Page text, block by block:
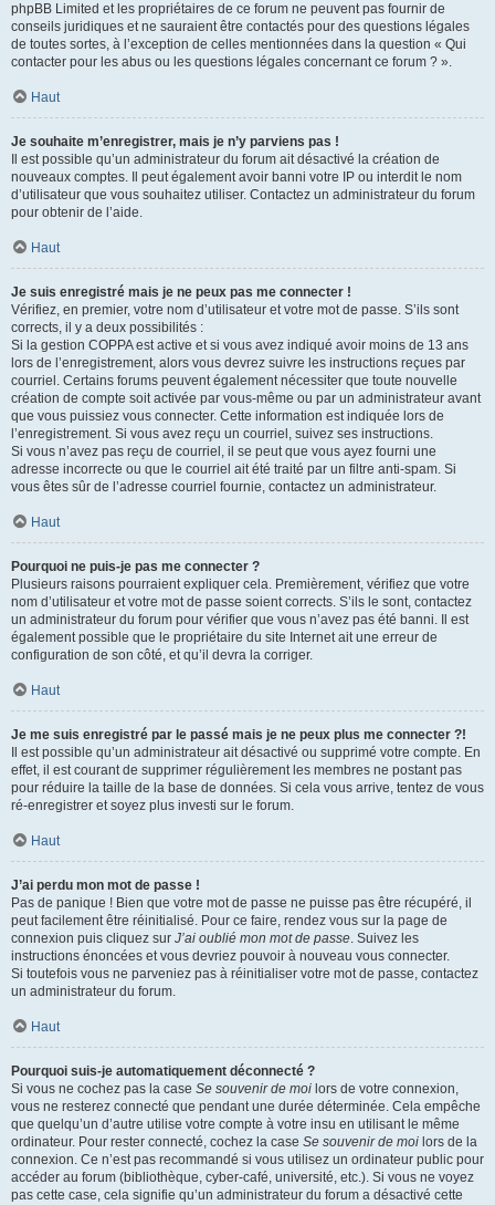
phpBB Limited et les propriétaires de ce forum ne peuvent pas fournir de
conseils juridiques et ne sauraient être contactés pour des questions légales
de toutes sortes, à l’exception de celles mentionnées dans la question « Qui
contacter pour les abus ou les questions légales concernant ce forum ? ».
Haut
Je souhaite m’enregistrer, mais je n’y parviens pas !
Il est possible qu’un administrateur du forum ait désactivé la création de
nouveaux comptes. Il peut également avoir banni votre IP ou interdit le nom
d’utilisateur que vous souhaitez utiliser. Contactez un administrateur du forum
pour obtenir de l’aide.
Haut
Je suis enregistré mais je ne peux pas me connecter !
Vérifiez, en premier, votre nom d’utilisateur et votre mot de passe. S’ils sont
corrects, il y a deux possibilités :
Si la gestion COPPA est active et si vous avez indiqué avoir moins de 13 ans
lors de l’enregistrement, alors vous devrez suivre les instructions reçues par
courriel. Certains forums peuvent également nécessiter que toute nouvelle
création de compte soit activée par vous-même ou par un administrateur avant
que vous puissiez vous connecter. Cette information est indiquée lors de
l’enregistrement. Si vous avez reçu un courriel, suivez ses instructions.
Si vous n’avez pas reçu de courriel, il se peut que vous ayez fourni une
adresse incorrecte ou que le courriel ait été traité par un filtre anti-spam. Si
vous êtes sûr de l’adresse courriel fournie, contactez un administrateur.
Haut
Pourquoi ne puis-je pas me connecter ?
Plusieurs raisons pourraient expliquer cela. Premièrement, vérifiez que votre
nom d’utilisateur et votre mot de passe soient corrects. S’ils le sont, contactez
un administrateur du forum pour vérifier que vous n’avez pas été banni. Il est
également possible que le propriétaire du site Internet ait une erreur de
configuration de son côté, et qu’il devra la corriger.
Haut
Je me suis enregistré par le passé mais je ne peux plus me connecter ?!
Il est possible qu’un administrateur ait désactivé ou supprimé votre compte. En
effet, il est courant de supprimer régulièrement les membres ne postant pas
pour réduire la taille de la base de données. Si cela vous arrive, tentez de vous
ré-enregistrer et soyez plus investi sur le forum.
Haut
J’ai perdu mon mot de passe !
Pas de panique ! Bien que votre mot de passe ne puisse pas être récupéré, il
peut facilement être réinitialisé. Pour ce faire, rendez vous sur la page de
connexion puis cliquez sur J’ai oublié mon mot de passe. Suivez les
instructions énoncées et vous devriez pouvoir à nouveau vous connecter.
Si toutefois vous ne parveniez pas à réinitialiser votre mot de passe, contactez
un administrateur du forum.
Haut
Pourquoi suis-je automatiquement déconnecté ?
Si vous ne cochez pas la case Se souvenir de moi lors de votre connexion,
vous ne resterez connecté que pendant une durée déterminée. Cela empêche
que quelqu’un d’autre utilise votre compte à votre insu en utilisant le même
ordinateur. Pour rester connecté, cochez la case Se souvenir de moi lors de la
connexion. Ce n’est pas recommandé si vous utilisez un ordinateur public pour
accéder au forum (bibliothèque, cyber-café, université, etc.). Si vous ne voyez
pas cette case, cela signifie qu’un administrateur du forum a désactivé cette